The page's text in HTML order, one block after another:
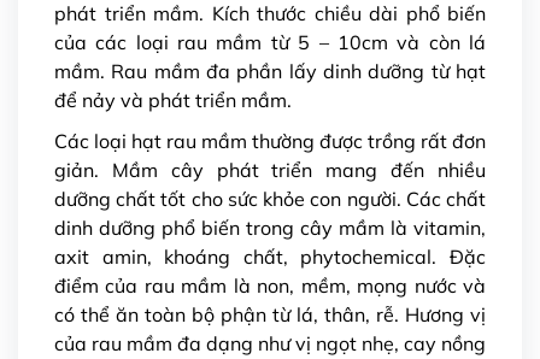
phát triển mầm. Kích thước chiều dài phổ biến
của các loại rau mầm từ 5 – 10cm và còn lá
mầm. Rau mầm đa phần lấy dinh dưỡng từ hạt
để nảy và phát triển mầm.
Các loại hạt rau mầm thường được trồng rất đơn
giản. Mầm cây phát triển mang đến nhiều
dưỡng chất tốt cho sức khỏe con người. Các chất
dinh dưỡng phổ biến trong cây mầm là vitamin,
axit amin, khoáng chất, phytochemical. Đặc
điểm của rau mầm là non, mềm, mọng nước và
có thể ăn toàn bộ phận từ lá, thân, rễ. Hương vị
của rau mầm đa dạng như vị ngọt nhẹ, cay nồng